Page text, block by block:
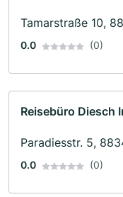
Tamarstraße 10,
0.0 (0)
Reisebüro Diesch
Paradiesstr. 5,
0.0 (0)